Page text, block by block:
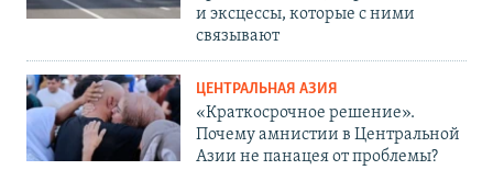
и эксцессы, которые с ними
связывают
ЦЕНТРАЛЬНАЯ АЗИЯ
«Краткосрочное решение».
Почему амнистии в Центральной
Азии не панацея от проблемы?